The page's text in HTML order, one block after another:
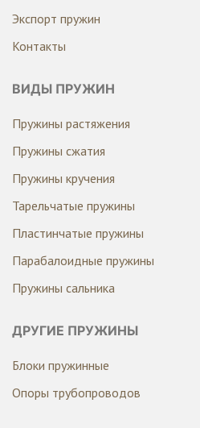
Экспорт пружин
Контакты
ВИДЫ ПРУЖИН
Пружины растяжения
Пружины сжатия
Пружины кручения
Тарельчатые пружины
Пластинчатые пружины
Парабалоидные пружины
Пружины сальника
ДРУГИЕ ПРУЖИНЫ
Блоки пружинные
Опоры трубопроводов